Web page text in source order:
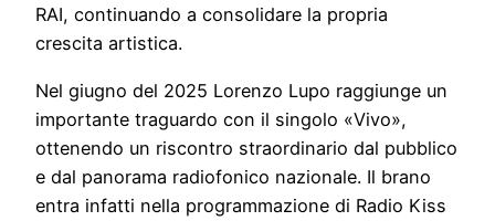
RAI, continuando a consolidare la propria
crescita artistica.
Nel giugno del 2025 Lorenzo Lupo raggiunge un
importante traguardo con il singolo «Vivo»,
ottenendo un riscontro straordinario dal pubblico
e dal panorama radiofonico nazionale. Il brano
entra infatti nella programmazione di Radio Kiss